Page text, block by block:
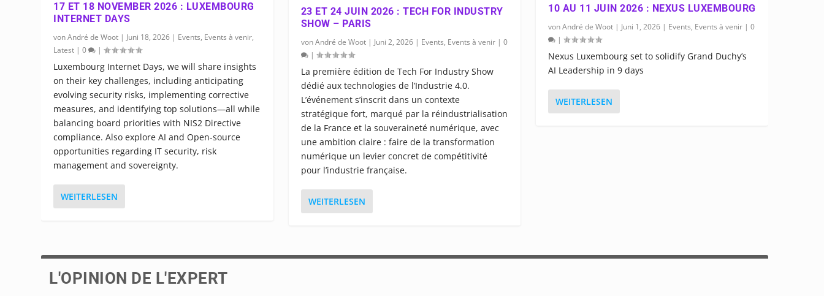
17 ET 18 NOVEMBER 2026 : LUXEMBOURG
INTERNET DAYS
vonAndré de Woot | Juni 18, 2026 | Events, Events à venir,
Latest |0 |
Luxembourg Internet Days, we will share insights
on their key challenges, including anticipating
evolving security risks, implementing corrective
measures, and identifying top solutions—all while
balancing board priorities with NIS2 Directive
compliance. Also explore AI and Open-source
opportunities regarding IT security, risk
management and sovereignty.
WEITERLESEN
23 ET 24 JUIN 2026 : TECH FOR INDUSTRY
SHOW – PARIS
vonAndré de Woot| Juni 2, 2026| Events, Events à venir| 0
|
La première édition de Tech For Industry Show
dédié aux technologies de l’Industrie 4.0.
L’événement s’inscrit dans un contexte
stratégique fort, marqué par la réindustrialisation
de la France et la souveraineté numérique, avec
une ambition claire : faire de la transformation
numérique un levier concret de compétitivité
pour l’industrie française.
WEITERLESEN
10 AU 11 JUIN 2026 : NEXUS LUXEMBOURG
vonAndré de Woot | Juni 1, 2026 | Events, Events à venir |0
|
Nexus Luxembourg set to solidify Grand Duchy’s
AI Leadership in 9 days
WEITERLESEN
L'OPINION DE L'EXPERT